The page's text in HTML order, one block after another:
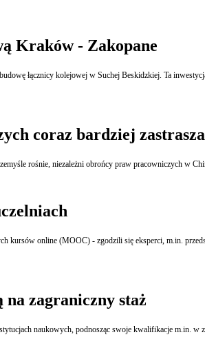
Kraków - Zakopane
łącznicy kolejowej w Suchej Beskidzkiej. Ta
coraz bardziej
rośnie, niezależni obrońcy praw pracowniczych w
kursów online (MOOC) - zgodzili się eksperci, m.in.
zagraniczny staż
naukowych, podnosząc swoje kwalifikacje m.in.